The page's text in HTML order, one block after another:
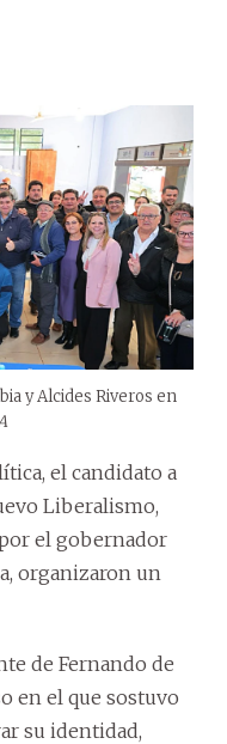
y Alcides Riveros en
el candidato a
Liberalismo,
el gobernador
organizaron un
de Fernando de
en el que sostuvo
su identidad,